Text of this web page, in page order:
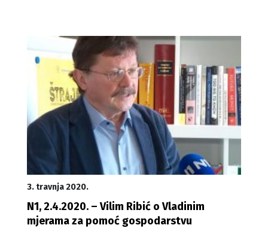
3. travnja 2020.
N1, 2.4.2020. – Vilim Ribić o Vladinim
mjerama za pomoć gospodarstvu